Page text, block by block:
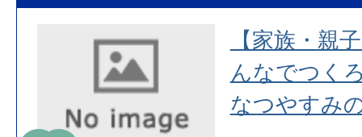
【家族・親
んなでつく
なつやすみ